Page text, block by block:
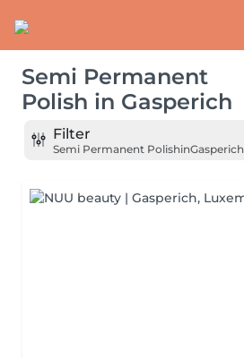
Semi Permanent
Polish in Gasperich
Filter
Semi Permanent PolishinGasperich